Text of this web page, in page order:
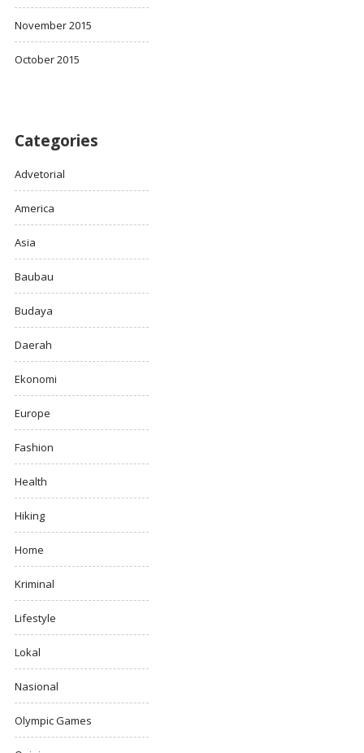
November 2015
October 2015
Categories
Advetorial
America
Asia
Baubau
Budaya
Daerah
Ekonomi
Europe
Fashion
Health
Hiking
Home
Kriminal
Lifestyle
Lokal
Nasional
Olympic Games